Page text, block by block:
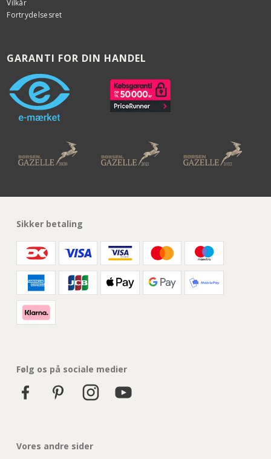
Vilkår
Fortrydelsesret
GARANTI FOR DIN HANDEL
Sikker betaling
Følg os på sociale medier
Vores andre sider